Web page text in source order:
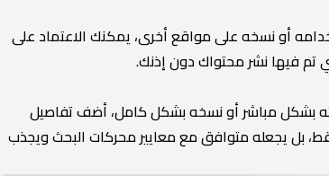
أو نسخه على مواقع أخرى، يمكنك الاعتماد على
بشكل مباشر أو نسخه بشكل كامل، أضف تفاصيل
بل يجعله متوافق مع معايير محركات البحث ويجذب